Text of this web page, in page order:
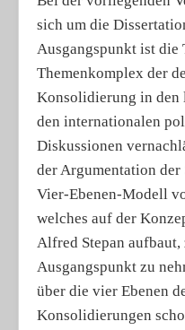
sich um die
Ausgangspunkt ist die
Themenkomplex der
Konsolidierung in den
den internationalen
Diskussionen
der Argumentation der
Vier-Ebenen-Modell
welches auf der
Alfred Stepan aufbaut,
Ausgangspunkt zu
über die vier Ebenen
Konsolidierungen